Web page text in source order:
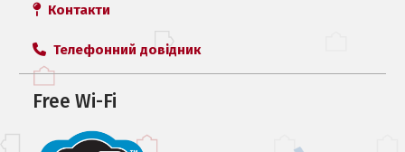
Контакти
Телефонний довідник
Free Wi-Fi